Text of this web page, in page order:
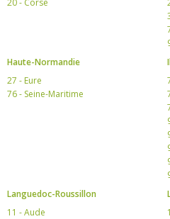
20 - Corse
Haute-Normandie
27 - Eure
76 - Seine-Maritime
Languedoc-Roussillon
11 - Aude